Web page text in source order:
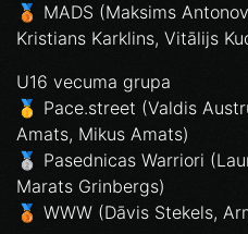
🥉 MADS (Maksims
Kristians Karklins, Vitālijs
U16 vecuma grupa
🥇 Pace.street (Valdis
Amats, Mikus Amats)
🥈 Pasednicas Warriori
Marats Grinbergs)
🥉 WWW (Dāvis Stekels,